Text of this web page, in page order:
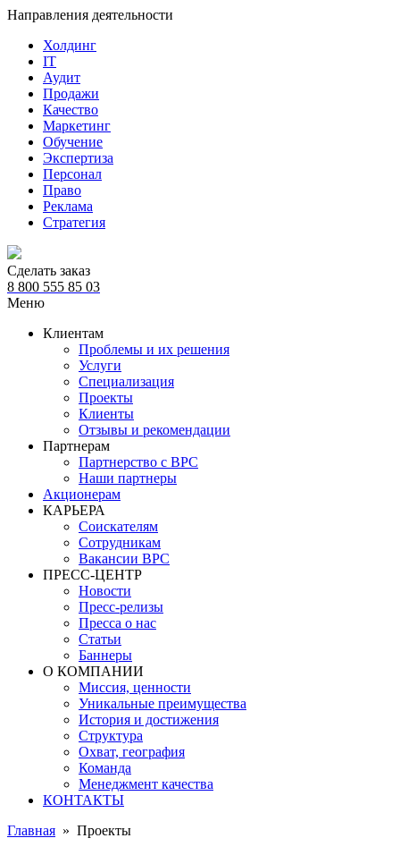
Направления деятельности
Холдинг
IT
Аудит
Продажи
Качество
Маркетинг
Обучение
Экспертиза
Персонал
Право
Реклама
Стратегия
Сделать заказ
8 800 555 85 03
Меню
Клиентам
Проблемы и их решения
Услуги
Специализация
Проекты
Клиенты
Отзывы и рекомендации
Партнерам
Партнерство с BPC
Наши партнеры
Акционерам
КАРЬЕРА
Соискателям
Сотрудникам
Вакансии BPC
ПРЕСС-ЦЕНТР
Новости
Пресс-релизы
Пресса о нас
Статьи
Баннеры
О КОМПАНИИ
Миссия, ценности
Уникальные преимущества
История и достижения
Структура
Охват, география
Команда
Менеджмент качества
КОНТАКТЫ
Главная » Проекты